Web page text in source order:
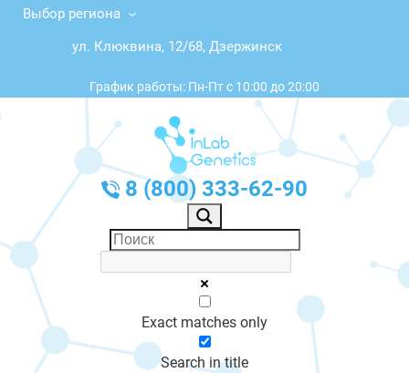
Выбор региона
ул. Клюквина, 12/68, Дзержинск
График работы: Пн-Пт с 10:00 до 20:00
8 (800) 333-62-90
Exact matches only
Search in title